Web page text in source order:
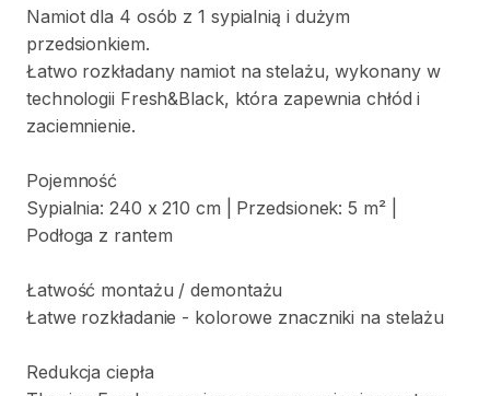
Namiot dla 4 osób z 1 sypialnią i dużym
przedsionkiem.
Łatwo rozkładany namiot na stelażu​,​ wykonany w
technologii Fresh&Black​,​ która zapewnia chłód i
zaciemnienie.
Pojemność
Sypialnia: 240 x 210 cm Przedsionek: 5 m²
Podłoga z rantem
Łatwość montażu ​/​ demontażu
Łatwe rozkładanie - kolorowe znaczniki na stelażu
Redukcja ciepła